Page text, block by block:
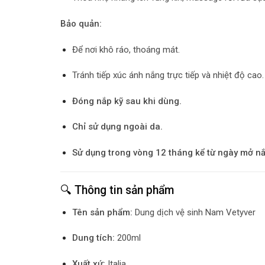
Bảo quản:
Để nơi khô ráo, thoáng mát.
Tránh tiếp xúc ánh nắng trực tiếp và nhiệt độ cao.
Đóng nắp kỹ sau khi dùng.
Chỉ sử dụng ngoài da.
Sử dụng trong vòng 12 tháng kể từ ngày mở
🔍 Thông tin sản phẩm
Tên sản phẩm: Dung dịch vệ sinh Nam Vetyver
Dung tích: 200ml